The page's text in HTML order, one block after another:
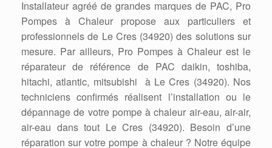
Installateur agréé de grandes marques de PAC, Pro
Pompes à Chaleur propose aux particuliers et
professionnels de Le Cres (34920) des solutions sur
mesure. Par ailleurs, Pro Pompes à Chaleur est le
réparateur de référence de PAC daikin, toshiba,
hitachi, atlantic, mitsubishi à Le Cres (34920). Nos
techniciens confirmés réalisent l’installation ou le
dépannage de votre pompe à chaleur air-eau, air-air,
air-eau dans tout Le Cres (34920). Besoin d’une
réparation sur votre pompe à chaleur ? Notre équipe